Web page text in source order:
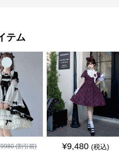
テム
9980(割引前) ¥9,480 (税込)